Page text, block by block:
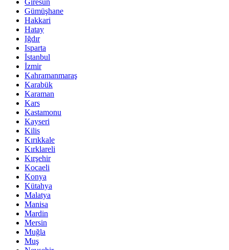
Giresun
Gümüşhane
Hakkari
Hatay
Iğdır
Isparta
İstanbul
İzmir
Kahramanmaraş
Karabük
Karaman
Kars
Kastamonu
Kayseri
Kilis
Kırıkkale
Kırklareli
Kırşehir
Kocaeli
Konya
Kütahya
Malatya
Manisa
Mardin
Mersin
Muğla
Muş